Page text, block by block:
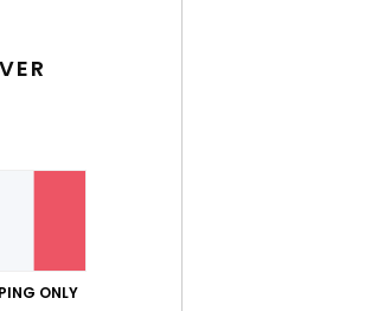
ONLY